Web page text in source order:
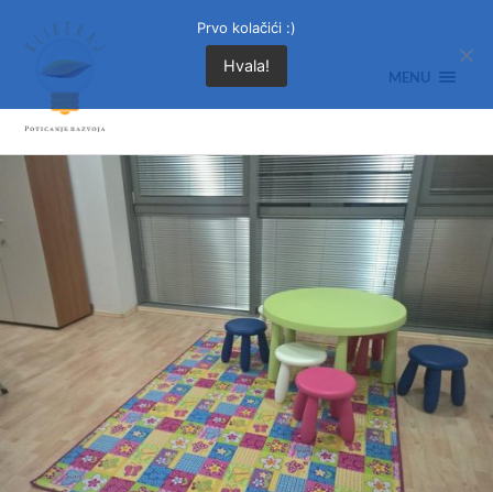
MENU
Prvo kolačići :)
Hvala!